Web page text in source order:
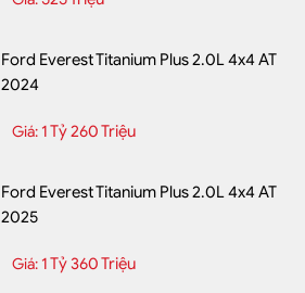
Ford Everest Titanium Plus 2.0L 4x4 AT
2024
Giá: 1 Tỷ 260 Triệu
Ford Everest Titanium Plus 2.0L 4x4 AT
2025
Giá: 1 Tỷ 360 Triệu